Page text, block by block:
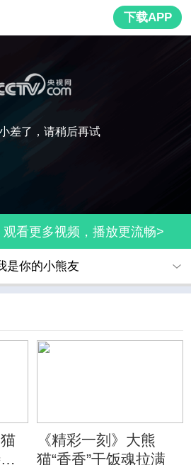
下载APP
差了，请稍后再试
看更多视频，播放更流畅>
是你的小熊友
《精彩一刻》大熊
猫“香香”干饭魂拉满